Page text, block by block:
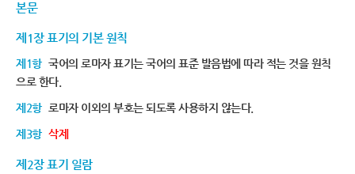
본문
제1장 표기의 기본 원칙
제1항 국어의 로마자 표기는 국어의 표준 발음법에 따라 적는 것을 원칙
으로 한다.
제2항 로마자 이외의 부호는 되도록 사용하지 않는다.
제3항 삭제
제2장 표기 일람